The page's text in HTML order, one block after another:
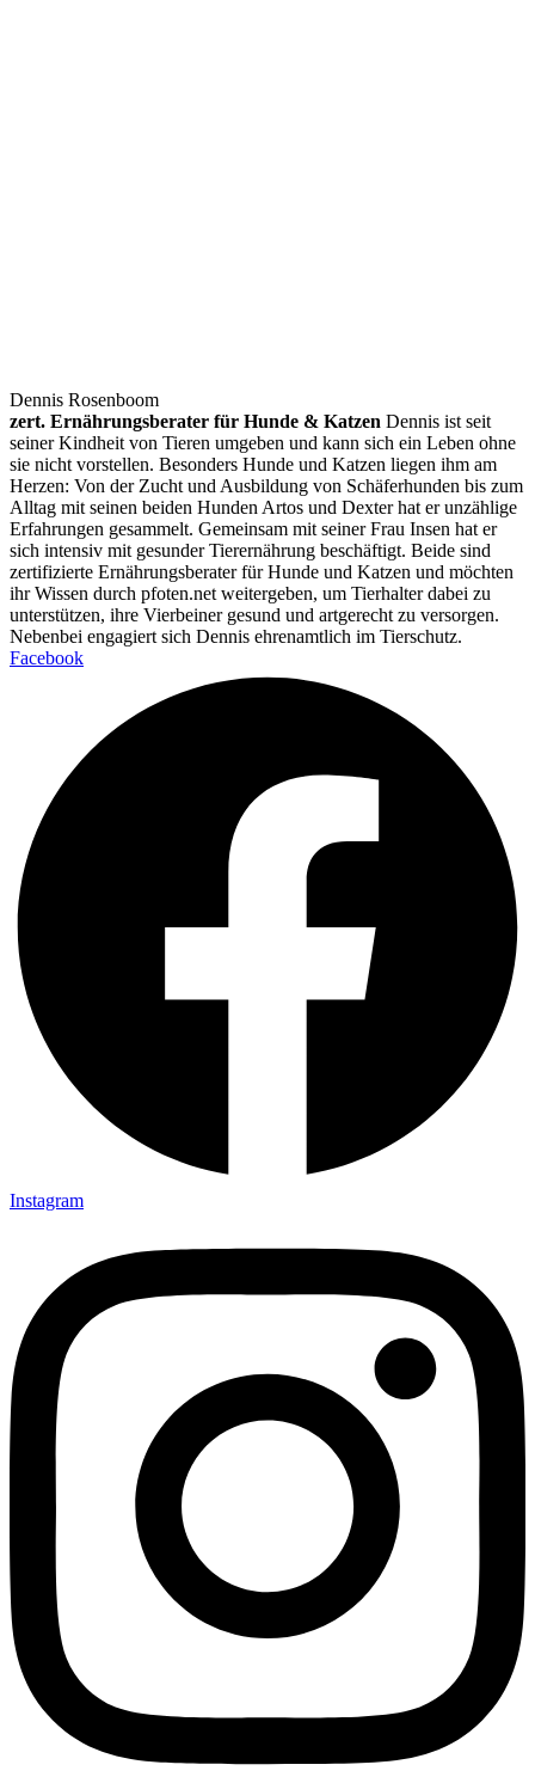
Dennis Rosenboom
zert. Ernährungsberater für Hunde & Katzen Dennis ist seit
seiner Kindheit von Tieren umgeben und kann sich ein Leben ohne
sie nicht vorstellen. Besonders Hunde und Katzen liegen ihm am
Herzen: Von der Zucht und Ausbildung von Schäferhunden bis zum
Alltag mit seinen beiden Hunden Artos und Dexter hat er unzählige
Erfahrungen gesammelt. Gemeinsam mit seiner Frau Insen hat er
sich intensiv mit gesunder Tierernährung beschäftigt. Beide sind
zertifizierte Ernährungsberater für Hunde und Katzen und möchten
ihr Wissen durch pfoten.net weitergeben, um Tierhalter dabei zu
unterstützen, ihre Vierbeiner gesund und artgerecht zu versorgen.
Nebenbei engagiert sich Dennis ehrenamtlich im Tierschutz.
Facebook
Instagram